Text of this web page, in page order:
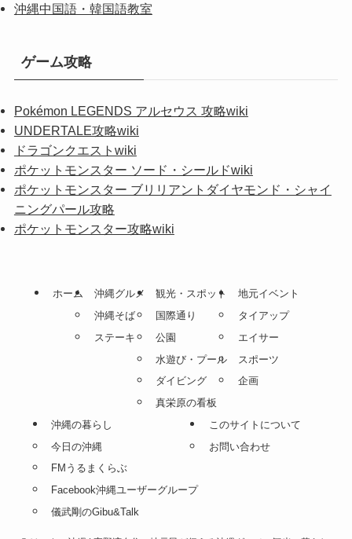
沖縄中国語・韓国語教室
ゲーム攻略
Pokémon LEGENDS アルセウス 攻略wiki
UNDERTALE攻略wiki
ドラゴンクエストwiki
ポケットモンスター ソード・シールドwiki
ポケットモンスター ブリリアントダイヤモンド・シャイ
ニングパール攻略
ポケットモンスター攻略wiki
ホーム
沖縄グルメ
沖縄そば
ステーキ
観光・スポット
国際通り
公園
水遊び・プール
ダイビング
真栄原の看板
地元イベント
タイアップ
エイサー
スポーツ
企画
沖縄の暮らし
今日の沖縄
FMうるまくらぶ
Facebook沖縄ユーザーグループ
儀武剛のGibu&Talk
このサイトについて
お問い合わせ